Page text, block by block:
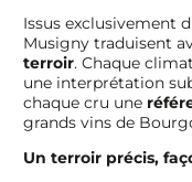
Issus exclusivement
Musigny traduisent
terroir. Chaque
une interprétation
chaque cru une
grands vins de
Un terroir précis,